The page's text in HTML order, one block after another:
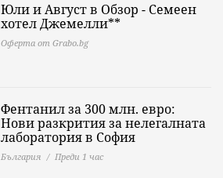
Юли и Август в Обзор - Семеен
хотел Джемелли**
Оферта от Grabo.bg
Фентанил за 300 млн. евро:
Нови разкрития за нелегалната
лаборатория в София
България Преди 1 час